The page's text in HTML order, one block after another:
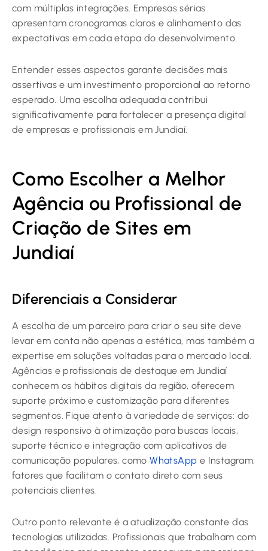
com múltiplas integrações. Empresas sérias
apresentam cronogramas claros e alinhamento das
expectativas em cada etapa do desenvolvimento.
Entender esses aspectos garante decisões mais
assertivas e um investimento proporcional ao retorno
esperado. Uma escolha adequada contribui
significativamente para fortalecer a presença digital
de empresas e profissionais em Jundiaí.
Como Escolher a Melhor
Agência ou Profissional de
Criação de Sites em
Jundiaí
Diferenciais a Considerar
A escolha de um parceiro para criar o seu site deve
levar em conta não apenas a estética, mas também a
expertise em soluções voltadas para o mercado local.
Agências e profissionais de destaque em Jundiaí
conhecem os hábitos digitais da região, oferecem
suporte próximo e customização para diferentes
segmentos. Fique atento à variedade de serviços: do
design responsivo à otimização para buscas locais,
suporte técnico e integração com aplicativos de
comunicação populares, comoWhatsApp e Instagram,
fatores que facilitam o contato direto com seus
potenciais clientes.
Outro ponto relevante é a atualização constante das
tecnologias utilizadas. Profissionais que trabalham com